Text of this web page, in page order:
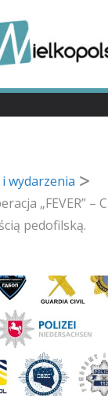
wydarzenia
„FEVER” –
pedofilską.